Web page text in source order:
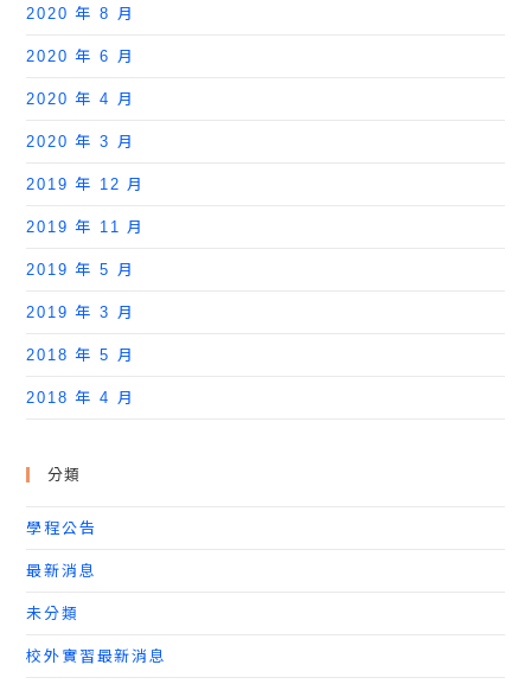
2020 年 8 月
2020 年 6 月
2020 年 4 月
2020 年 3 月
2019 年 12 月
2019 年 11 月
2019 年 5 月
2019 年 3 月
2018 年 5 月
2018 年 4 月
分類
學程公告
最新消息
未分類
校外實習最新消息